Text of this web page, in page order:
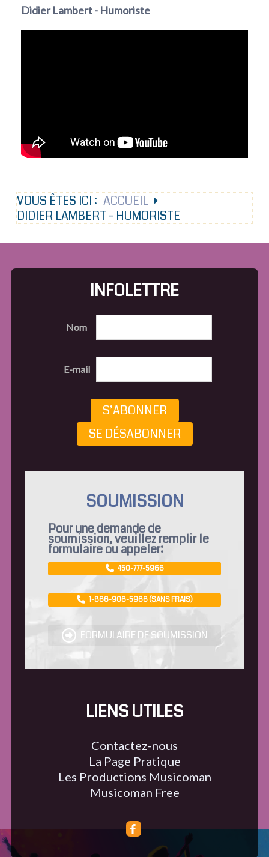
Didier Lambert - Humoriste
VOUS ÊTES ICI : ACCUEIL
DIDIER LAMBERT - HUMORISTE
INFOLETTRE
Nom
E-mail
S’ABONNER
SE DÉSABONNER
SOUMISSION
Pour une demande de
soumission, veuillez remplir le
formulaire ou appeler:
450-777-5966
1-866-906-5966 (SANS FRAIS)
FORMULAIRE DE SOUMISSION
LIENS UTILES
Contactez-nous
La Page Pratique
Les Productions Musicoman
Musicoman Free